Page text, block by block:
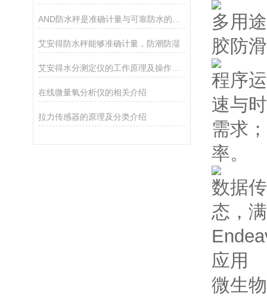
艾安得防水秤能够准确计量，防潮防湿
艾安得水分测定仪的工作原理及操作指南
在线微量氧分析仪的相关介绍
拉力传感器的原理及分类介绍
多用
胶防
程序
速与
需求
率。
数据
态，
应用
微生